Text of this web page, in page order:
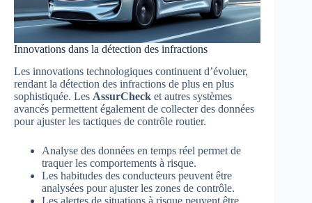
Innovations dans la détection des infractions
Les innovations technologiques continuent d’évoluer,
rendant la détection des infractions de plus en plus
sophistiquée. Les AssurCheck et autres systèmes
avancés permettent également de collecter des données
pour ajuster les tactiques de contrôle routier.
Analyse des données en temps réel permet de
traquer les comportements à risque.
Les habitudes des conducteurs peuvent être
analysées pour ajuster les zones de contrôle.